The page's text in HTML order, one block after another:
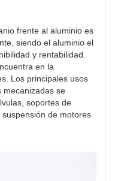
frente al aluminio es
siendo el aluminio el
y rentabilidad.
en la
Los principales usos
se
soportes de
de motores